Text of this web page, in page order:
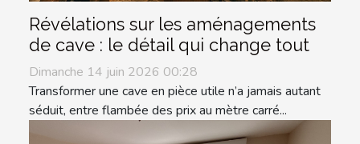
Révélations sur les aménagements
de cave : le détail qui change tout
Dimanche 14 juin 2026 00:28
Transformer une cave en pièce utile n’a jamais autant
séduit, entre flambée des prix au mètre carré...